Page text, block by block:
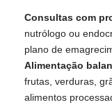
Consultas com
nutrólogo ou
plano de
Alimentação
frutas, verduras,
alimentos